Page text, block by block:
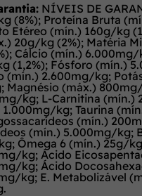
NÍVEIS DE
(8%); Proteína Bruta
Etéreo (mín.) 160g/kg
20g/kg (2%); Matéria
Cálcio (mín.) 6.000mg/
(1,2%); Fósforo (mín.)
(mín.) 2.600mg/kg;
Magnésio (máx.)
kg; L-Carnitina (mín.)
1.000mg/kg; Taurina
(mín.)
(mín.) 5.000mg/kg;
Ômega 6 (mín.) 25g/
kg; Ácido
kg; Ácido
kg; E. Metabolizável